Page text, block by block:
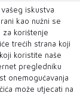
kulture
iskustva
kao nužni se
korištenje
trećih strana koji
koristite naše
pregledniku
onemogućavanja
može utjecati na